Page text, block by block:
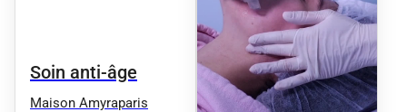
Soin anti-âge
Maison Amyraparis